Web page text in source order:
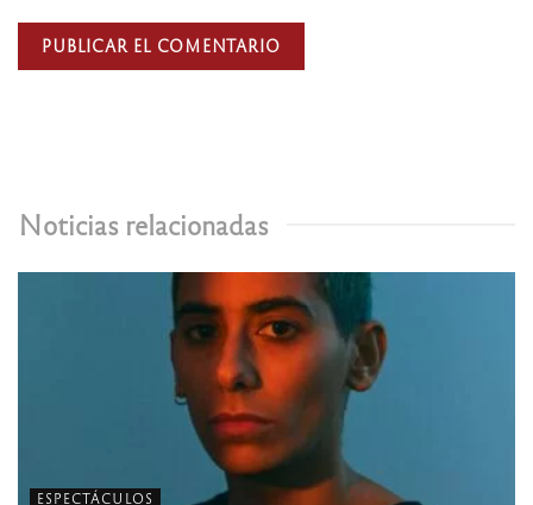
Noticias relacionadas
ESPECTÁCULOS